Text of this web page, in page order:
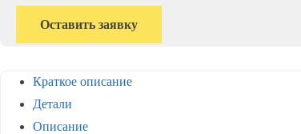
Оставить заявку
Краткое описание
Детали
Описание